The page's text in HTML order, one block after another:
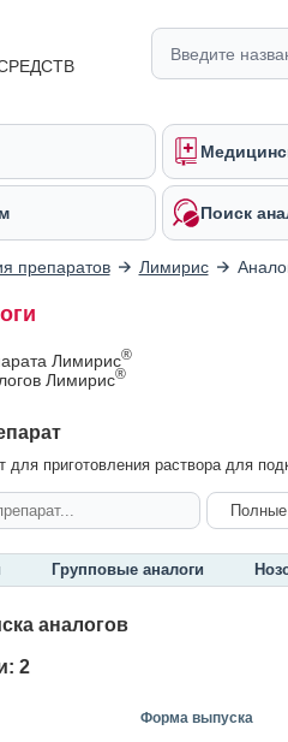
Поиск
препаратов Лимирис
Лимирис®
Лимирис®
приготовления раствора для
Групповые аналоги
аналогов
2
Форма выпуска